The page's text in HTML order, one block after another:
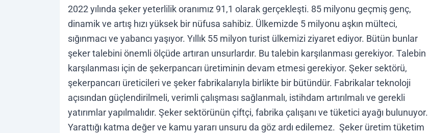
2022 yılında şeker yeterlilik oranımız 91,1 olarak gerçekleşti. 85 milyonu geçmiş genç,
dinamik ve artış hızı yüksek bir nüfusa sahibiz. Ülkemizde 5 milyonu aşkın mülteci,
sığınmacı ve yabancı yaşıyor. Yıllık 55 milyon turist ülkemizi ziyaret ediyor. Bütün bunlar
şeker talebini önemli ölçüde artıran unsurlardır. Bu talebin karşılanması gerekiyor. Talebin
karşılanması için de şekerpancarı üretiminin devam etmesi gerekiyor. Şeker sektörü,
şekerpancarı üreticileri ve şeker fabrikalarıyla birlikte bir bütündür. Fabrikalar teknoloji
açısından güçlendirilmeli, verimli çalışması sağlanmalı, istihdam artırılmalı ve gerekli
yatırımlar yapılmalıdır. Şeker sektörünün çiftçi, fabrika çalışanı ve tüketici ayağı bulunuyor.
Yarattığı katma değer ve kamu yararı unsuru da göz ardı edilemez. Şeker üretim tüketim